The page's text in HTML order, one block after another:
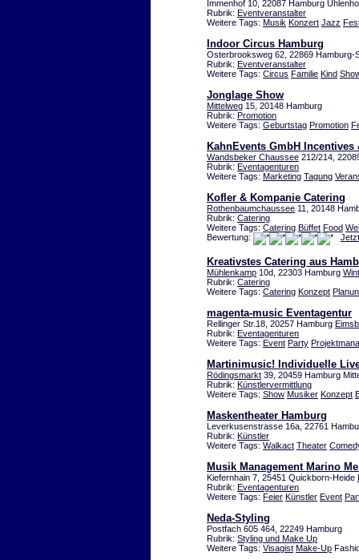
Immenhof 10, 22087 Hamburg
Rubrik: Eventveranstalter
Weitere Tags: Musik Konzert Jazz
Indoor Circus Hamburg
Osterbrooksweg 62, 22869 Hamburg-
Rubrik: Eventveranstalter
Weitere Tags: Circus Familie Kind
Jonglage Show
Mittelweg 15, 20148 Hamburg
Rubrik: Promotion
Weitere Tags: Geburtstag Promotion
KahnEvents GmbH Incentives
Wandsbeker Chaussee 212/214,
Rubrik: Eventagenturen
Weitere Tags: Marketing Tagung
Kofler & Kompanie Catering
Rothenbaumchaussee 11, 20148
Rubrik: Catering
Weitere Tags: Catering Büffet Food
Bewertung:
Kreativstes Catering aus
Mühlenkamp 10d, 22303 Hamburg
Rubrik: Catering
Weitere Tags: Catering Konzept
magenta-music Eventagentur
Rellinger Str.18, 20257 Hamburg
Rubrik: Eventagenturen
Weitere Tags: Event Party
Martinimusic! Individuelle
Rödingsmarkt 39, 20459 Hamburg
Rubrik: Künstlervermittlung
Weitere Tags: Show Musiker Konzept
Maskentheater Hamburg
Leverkusenstrasse 16a, 22761
Rubrik: Künstler
Weitere Tags: Walkact Theater
Musik Management Marino
Kiefernhain 7, 25451 Quickborn-Heide
Rubrik: Eventagenturen
Weitere Tags: Feier Künstler Event
Neda-Styling
Postfach 605 464, 22249 Hamburg
Rubrik: Styling und Make Up
Weitere Tags: Visagist Make-Up